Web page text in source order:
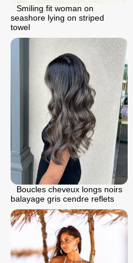
Smiling fit woman on
seashore lying on striped
towel
Boucles cheveux longs noirs
balayage gris cendre reflets